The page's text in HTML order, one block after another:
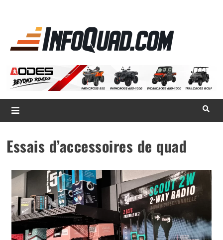
Magazine InfoQuad.com
Essais d’accessoires de quad